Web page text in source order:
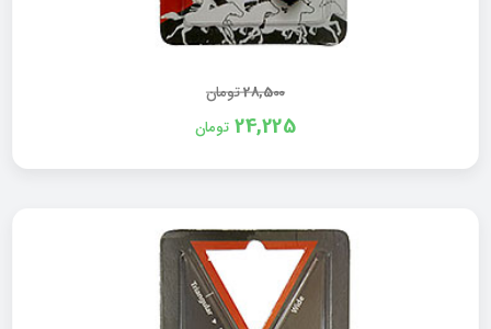
28,500تومان
24,225 تومان